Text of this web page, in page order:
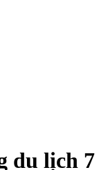
du lịch 7